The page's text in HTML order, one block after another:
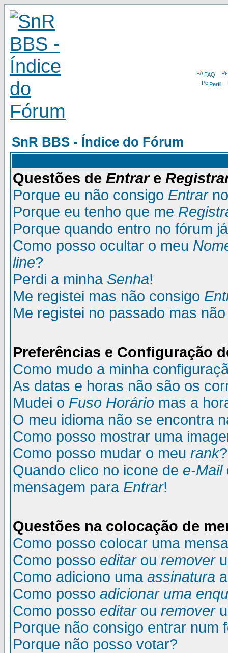
FAQ
Perfil
SnR BBS - Índice do Fórum
Questões de Entrare
Porque eu não consigo Entrar
Porque eu tenho que me
Porque quando entro no fórum
Como posso ocultar o meu
line?
Perdi a minha Senha!
Me registei mas não consigo
Me registei no passado mas
Preferências e Configuração
Como mudo a minha
As datas e horas não são os
Mudei o Fuso Horário mas a
O meu idioma não se encontra
Como posso mostrar uma
Como posso mudar o meu rank?
Quando clico no icone de e-Mail
mensagem para Entrar!
Questões na colocação de
Como posso colocar uma
Como posso editarou remover
Como adiciono uma assinatura
Como posso adicionar uma
Como posso editarou remover
Porque não consigo entrar num
Porque não posso votar?